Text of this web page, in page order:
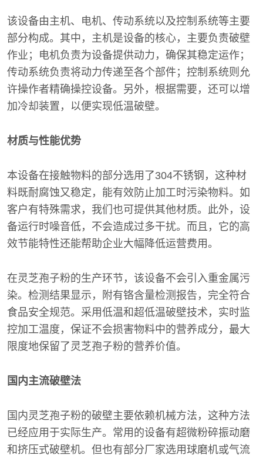
该设备由主机、电机、传动系统以及控制系统等主要
部分构成。其中，主机是设备的核心，主要负责破壁
作业；电机负责为设备提供动力，确保其稳定运作；
传动系统负责将动力传递至各个部件；控制系统则允
许操作者精确操控设备。另外，根据需要，还可以增
加冷却装置，以便实现低温破壁。
材质与性能优势
本设备在接触物料的部分选用了304不锈钢，这种材
料既耐腐蚀又稳定，能有效防止加工时污染物料。如
客户有特殊需求，我们也可提供其他材质。此外，设
备运行时噪音低，不会造成过多干扰。而且，它的高
效节能特性还能帮助企业大幅降低运营费用。
在灵芝孢子粉的生产环节，该设备不会引入重金属污
染。检测结果显示，附有铬含量检测报告，完全符合
食品安全规范。采用低温和超低温破壁技术，实时监
控加工温度，保证不会损害物料中的营养成分，最大
限度地保留了灵芝孢子粉的营养价值。
国内主流破壁法
国内灵芝孢子粉的破壁主要依赖机械方法，这种方法
已经应用于实际生产。常用的设备有超微粉碎振动磨
和挤压式破壁机。但也有部分厂家选用球磨机或气流